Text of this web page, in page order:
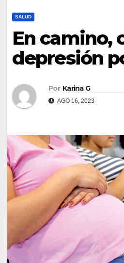
SALUD
En camino,
depresión
Por Karina G
AGO 16, 2023